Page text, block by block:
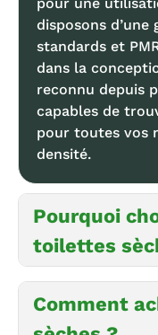
disposons d’une
standards et
dans la
reconnu depuis
capables de
pour toutes vos
densité.
Pourquoi
toilettes
Comment